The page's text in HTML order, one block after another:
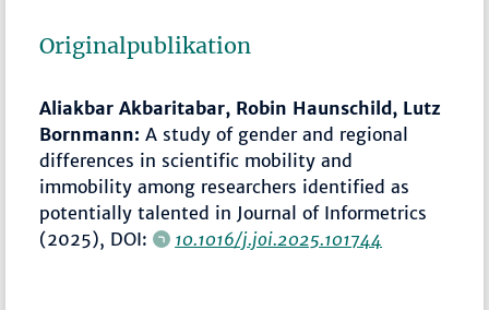
Originalpublikation
Aliakbar Akbaritabar, Robin Haunschild, Lutz
Bornmann:A study of gender and regional
differences in scientific mobility and
immobility among researchers identified as
potentially talented in Journal of Informetrics
(2025), DOI:
10.1016/j.joi.2025.101744